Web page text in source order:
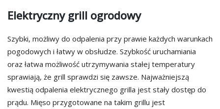
Elektryczny grill ogrodowy
Szybki, możliwy do odpalenia przy prawie każdych warunkach
pogodowych i łatwy w obsłudze. Szybkość uruchamiania
oraz łatwa możliwość utrzymywania stałej temperatury
sprawiają, że grill sprawdzi się zawsze. Najważniejszą
kwestią odpalenia elektrycznego grilla jest stały dostęp do
prądu. Mięso przygotowane na takim grillu jest